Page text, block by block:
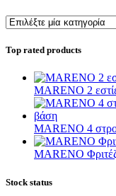
Top rated products
MARENO 2
MARENO 4
MARENO
Stock status